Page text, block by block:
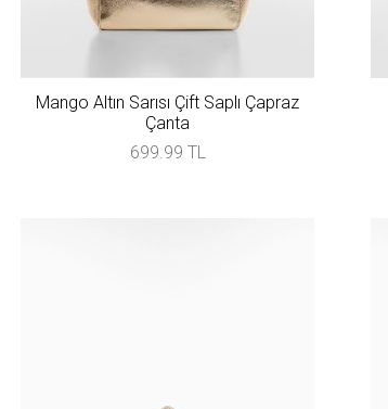
Mango Altın Sarısı Çift Saplı Çapraz
Çanta
699.99 TL